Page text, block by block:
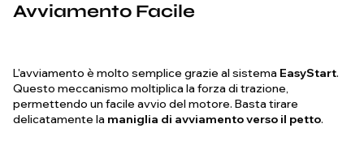
Avviamento Facile
L'avviamento è molto semplice grazie al sistema EasyStart.
Questo meccanismo moltiplica la forza di trazione,
permettendo un facile avvio del motore. Basta tirare
delicatamente la maniglia di avviamento verso il petto.